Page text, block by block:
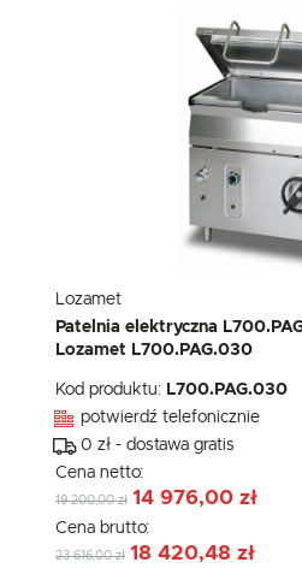
Lozamet
Patelnia elektryczna
Lozamet L700.PAG.030
Kod produktu: L700.PAG.030
potwierdź telefonicznie
0 zł - dostawa gratis
Cena netto:
19 200,00 zł 14 976,00 zł
Cena brutto:
23 616,00 zł 18 420,48 zł